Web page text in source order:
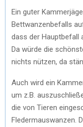
Ein guter
Bettwanzenbefalls
dass der Hauptbefall
Da würde die
nichts nützen, da
Auch wird ein
um z.B.
die von Tieren
Fledermauswanzen.